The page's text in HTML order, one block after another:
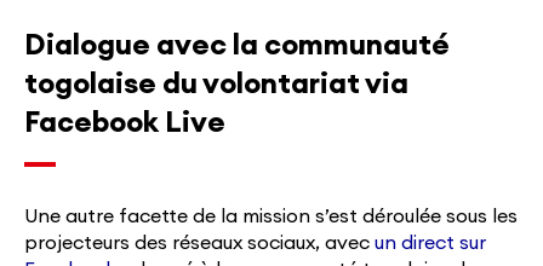
Dialogue avec la communauté
togolaise du volontariat via
Facebook Live
Une autre facette de la mission s’est déroulée sous les
projecteurs des réseaux sociaux, avec un direct sur